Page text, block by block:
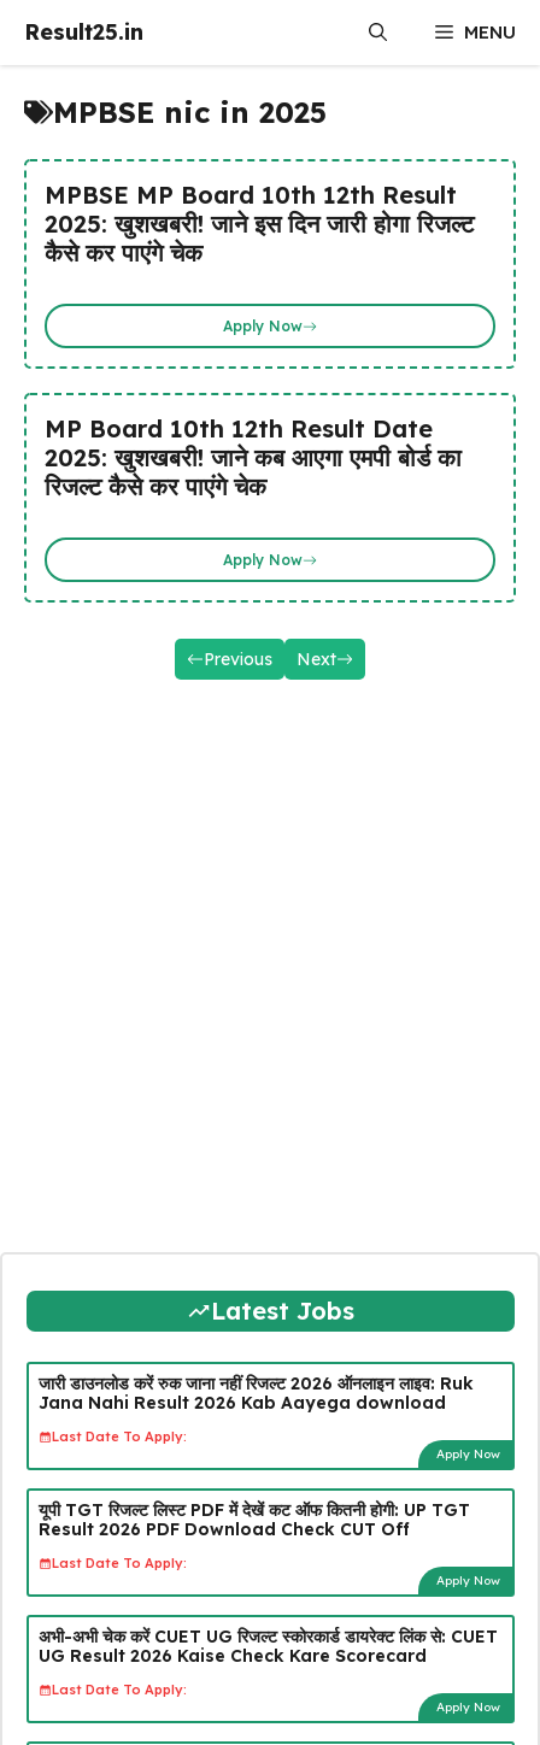
Result25.in MENU
MPBSE nic in 2025
MPBSE MP Board 10th 12th Result
2025: खुशखबरी! जाने इस दिन जारी होगा रिजल्ट
कैसे कर पाएंगे चेक
Apply Now
MP Board 10th 12th Result Date
2025: खुशखबरी! जाने कब आएगा एमपी बोर्ड का
रिजल्ट कैसे कर पाएंगे चेक
Apply Now
Previous Next
Latest Jobs
जारी डाउनलोड करें रुक जाना नहीं रिजल्ट 2026 ऑनलाइन लाइव: Ruk
Jana Nahi Result 2026 Kab Aayega download
Last Date To Apply:
Apply Now
यूपी TGT रिजल्ट लिस्ट PDF में देखें कट ऑफ कितनी होगी: UP TGT
Result 2026 PDF Download Check CUT Off
Last Date To Apply:
Apply Now
अभी-अभी चेक करें CUET UG रिजल्ट स्कोरकार्ड डायरेक्ट लिंक से: CUET
UG Result 2026 Kaise Check Kare Scorecard
Last Date To Apply:
Apply Now